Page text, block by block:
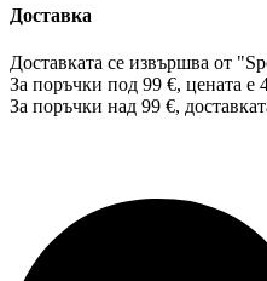
Доставка
Доставката се извършва от
За поръчки под 99 €, цената е
За поръчки над 99 €,